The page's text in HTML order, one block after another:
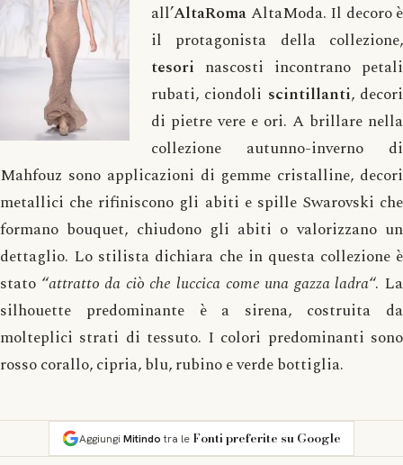
all’AltaRomaAltaModa. Il decoro è
il protagonista della collezione,
tesori nascosti incontrano petali
rubati, ciondoli scintillanti, decori
di pietre vere e ori. A brillare nella
collezione autunno-inverno di
Mahfouz sono applicazioni di gemme cristalline, decori
metallici che rifiniscono gli abiti e spille Swarovski che
formano bouquet, chiudono gli abiti o valorizzano un
dettaglio. Lo stilista dichiara che in questa collezione è
stato “attratto da ciò che luccica come una gazza ladra“. La
silhouette predominante è a sirena, costruita da
molteplici strati di tessuto. I colori predominanti sono
rosso corallo, cipria, blu, rubino e verde bottiglia.
Aggiungi Mitindotra le Fonti preferite su Google